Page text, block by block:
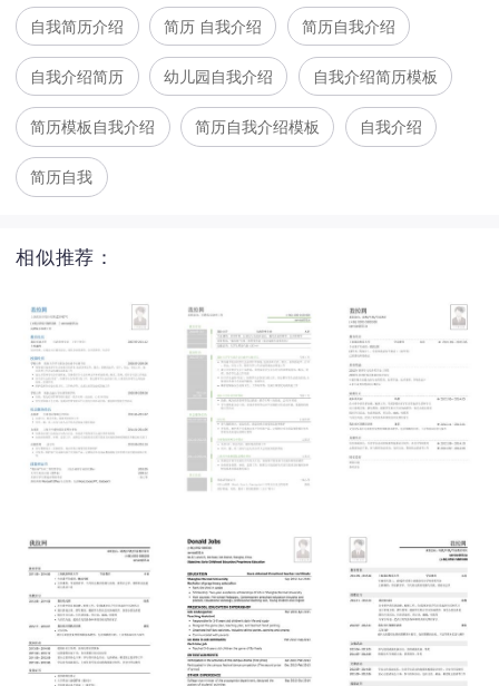
自我简历介绍 简历 自我介绍 简历自我介绍
自我介绍简历 幼儿园自我介绍 自我介绍简历模板
简历模板自我介绍 简历自我介绍模板 自我介绍
简历自我
相似推荐：